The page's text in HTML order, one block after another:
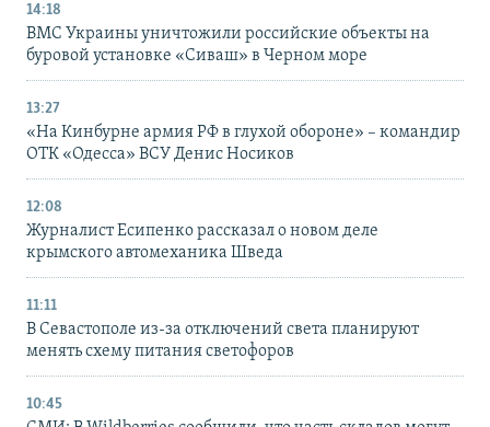
14:18
ВМС Украины уничтожили российские объекты на
буровой установке «Сиваш» в Черном море
13:27
«На Кинбурне армия РФ в глухой обороне» – командир
ОТК «Одесса» ВСУ Денис Носиков
12:08
Журналист Есипенко рассказал о новом деле
крымского автомеханика Шведа
11:11
В Севастополе из-за отключений света планируют
менять схему питания светофоров
10:45